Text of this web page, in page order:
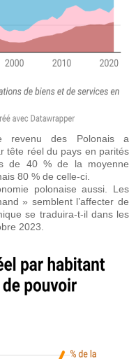
revenu des Polonais a
tête réel du pays en parités
de 40 % de la moyenne
80 % de celle-ci.
polonaise aussi. Les
» semblent l’affecter de
se traduira-t-il dans les
2023.